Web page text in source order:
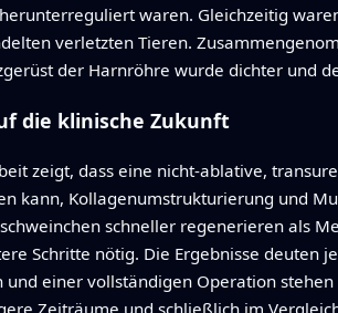
waren. Gleichzeitig
verletzten Tieren.
der Harnröhre wurde dichter und
die klinische Zukunft
zeigt, dass eine nicht-ablative,
kann, Kollagenumstrukturierung und
schneller regenerieren als
Schritte nötig. Die Ergebnisse deuten
und einer vollständigen Operation
Zeiträume und schließlich im